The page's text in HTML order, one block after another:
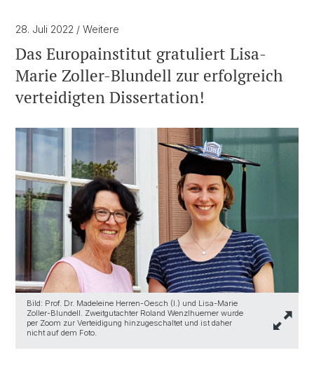
28. Juli 2022 / Weitere
Das Europainstitut gratuliert Lisa-
Marie Zoller-Blundell zur erfolgreich
verteidigten Dissertation!
Bild: Prof. Dr. Madeleine Herren-Oesch (l.) und Lisa-Marie
Zoller-Blundell. Zweitgutachter Roland Wenzlhuemer wurde
per Zoom zur Verteidigung hinzugeschaltet und ist daher
nicht auf dem Foto.